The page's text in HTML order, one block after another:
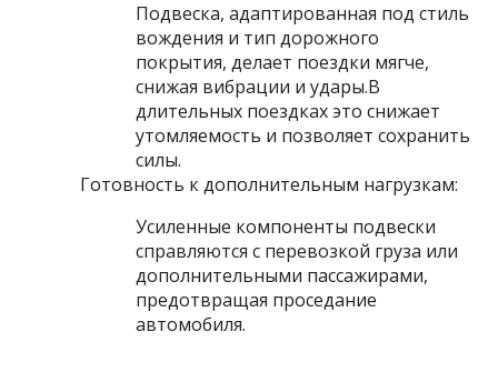
Подвеска, адаптированная под стиль
вождения и тип дорожного
покрытия, делает поездки мягче,
снижая вибрации и удары.В
длительных поездках это снижает
утомляемость и позволяет сохранить
силы.
Готовность к дополнительным нагрузкам:
Усиленные компоненты подвески
справляются с перевозкой груза или
дополнительными пассажирами,
предотвращая проседание
автомобиля.